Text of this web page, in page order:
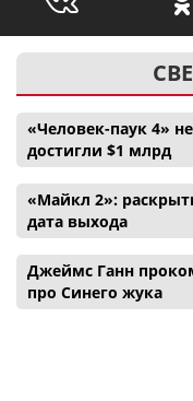
«Человек-паук 4»
достигли $1 млрд
«Майкл 2»:
дата выхода
Джеймс Ганн
про Синего жука